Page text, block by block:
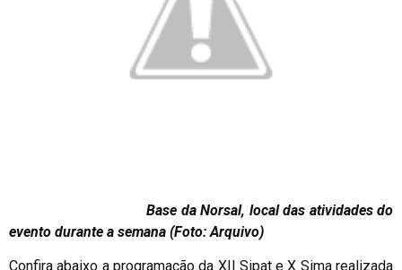
Base da Norsal, local das atividades do
evento durante a semana (Foto: Arquivo)
Confira abaixo a programação da XII Sipat e X Sima realizada